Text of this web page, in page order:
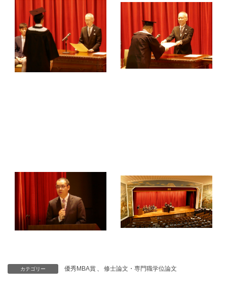
カテゴリー 優秀MBA賞 、 修士論文・専門職学位論文